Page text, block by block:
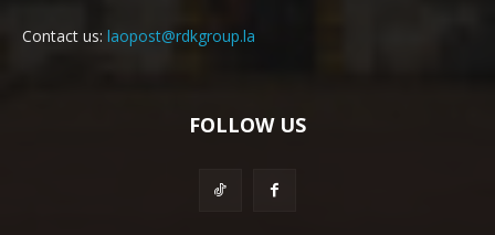
Contact us: laopost@rdkgroup.la
FOLLOW US